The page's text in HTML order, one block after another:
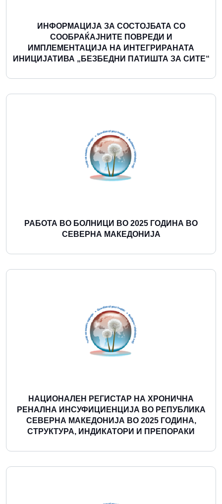
ИНФОРМАЦИЈА ЗА СОСТОЈБАТА СО
СООБРАЌАЈНИТЕ ПОВРЕДИ И
ИМПЛЕМЕНТАЦИЈА НА ИНТЕГРИРАНАТА
ИНИЦИЈАТИВА „БЕЗБЕДНИ ПАТИШТА ЗА СИТЕ“
Повеќе
РАБОТА ВО БОЛНИЦИ ВО 2025 ГОДИНА ВО
СЕВЕРНА МАКЕДОНИЈА
Повеќе
НАЦИОНАЛЕН РЕГИСТАР НА ХРОНИЧНА
РЕНАЛНА ИНСУФИЦИЕНЦИЈА ВО РЕПУБЛИКА
СЕВЕРНА МАКЕДОНИЈА ВО 2025 ГОДИНА,
СТРУКТУРА, ИНДИКАТОРИ И ПРЕПОРАКИ